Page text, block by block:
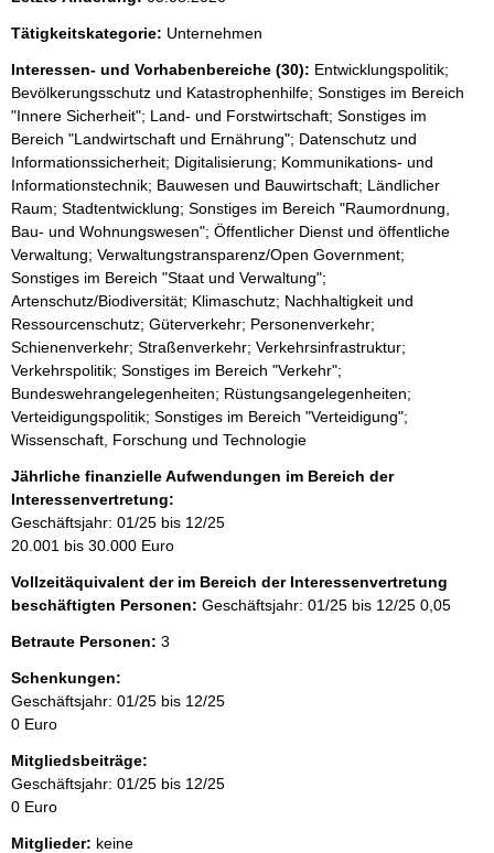
Tätigkeitskategorie: Unternehmen
Interessen- und Vorhabenbereiche (30): Entwicklungspolitik;
Bevölkerungsschutz und Katastrophenhilfe; Sonstiges im Bereich
"Innere Sicherheit"; Land- und Forstwirtschaft; Sonstiges im
Bereich "Landwirtschaft und Ernährung"; Datenschutz und
Informationssicherheit; Digitalisierung; Kommunikations- und
Informationstechnik; Bauwesen und Bauwirtschaft; Ländlicher
Raum; Stadtentwicklung; Sonstiges im Bereich "Raumordnung,
Bau- und Wohnungswesen"; Öffentlicher Dienst und öffentliche
Verwaltung; Verwaltungstransparenz/Open Government;
Sonstiges im Bereich "Staat und Verwaltung";
Artenschutz/Biodiversität; Klimaschutz; Nachhaltigkeit und
Ressourcenschutz; Güterverkehr; Personenverkehr;
Schienenverkehr; Straßenverkehr; Verkehrsinfrastruktur;
Verkehrspolitik; Sonstiges im Bereich "Verkehr";
Bundeswehrangelegenheiten; Rüstungsangelegenheiten;
Verteidigungspolitik; Sonstiges im Bereich "Verteidigung";
Wissenschaft, Forschung und Technologie
Jährliche finanzielle Aufwendungen im Bereich der
Interessenvertretung:
Geschäftsjahr: 01/25 bis 12/25
20.001 bis 30.000 Euro
Vollzeitäquivalent der im Bereich der Interessenvertretung
beschäftigten Personen: Geschäftsjahr: 01/25 bis 12/25 0,05
Betraute Personen: 3
Schenkungen:
Geschäftsjahr: 01/25 bis 12/25
0 Euro
Mitgliedsbeiträge:
Geschäftsjahr: 01/25 bis 12/25
0 Euro
Mitglieder: keine